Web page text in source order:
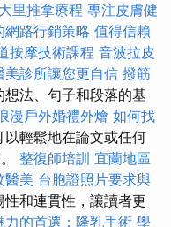
大里推拿療程 專注皮膚健
網路行銷策略 值得信賴
按摩技術課程 音波拉皮
美診所讓您更自信 撥筋
法、句子和段落的基
漫戶外婚禮外燴 如何找
輕鬆地在論文或任何
整復師培訓 宜蘭地區
醫美 台胞證照片要求與
和連貫性，讓讀者更
力的首選：隆乳手術 學